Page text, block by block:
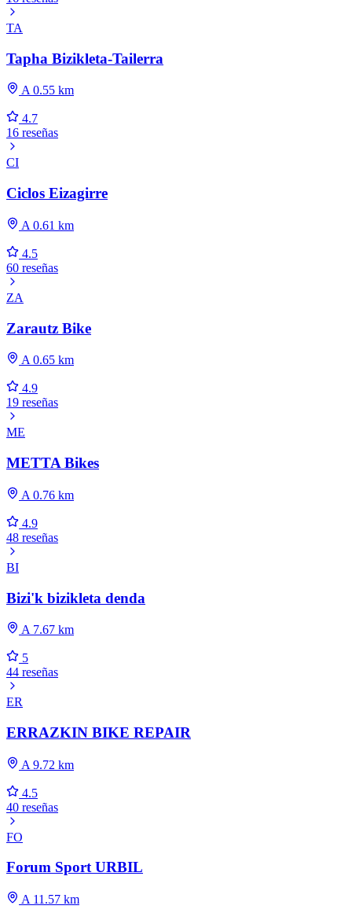
TA
Tapha Bizikleta-Tailerra
A 0.55 km
4.7
16 reseñas
CI
Ciclos Eizagirre
A 0.61 km
4.5
60 reseñas
ZA
Zarautz Bike
A 0.65 km
4.9
19 reseñas
ME
METTA Bikes
A 0.76 km
4.9
48 reseñas
BI
Bizi'k bizikleta denda
A 7.67 km
5
44 reseñas
ER
ERRAZKIN BIKE REPAIR
A 9.72 km
4.5
40 reseñas
FO
Forum Sport URBIL
A 11.57 km